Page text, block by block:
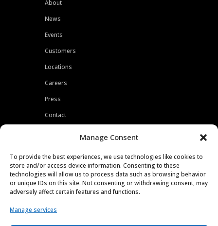
Manage Consent
To provide the best experiences, we use technologies like cookies to
store and/or access device information. Consenting to these
technologies will allow us to process data such as browsing behavior
or unique IDs on this site. Not consenting or withdrawing consent, may
adversely affect certain features and functions.
Manage services
About
News
Events
Customers
Locations
Careers
Press
Contact